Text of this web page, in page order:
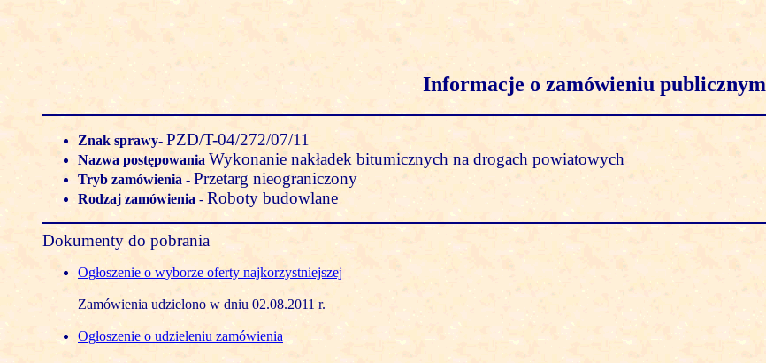
Informacje o zamówieniu publicznym
Znak sprawy- PZD/T-04/272/07/11
Nazwa postępowania Wykonanie nakładek bitumicznych na drogach powiatowych
Tryb zamówienia- Przetarg nieograniczony
Rodzaj zamówienia - Roboty budowlane
Dokumenty do pobrania
Ogłoszenie o wyborze oferty najkorzystniejszej
Zamówienia udzielono w dniu 02.08.2011 r.
Ogłoszenie o udzieleniu zamówienia